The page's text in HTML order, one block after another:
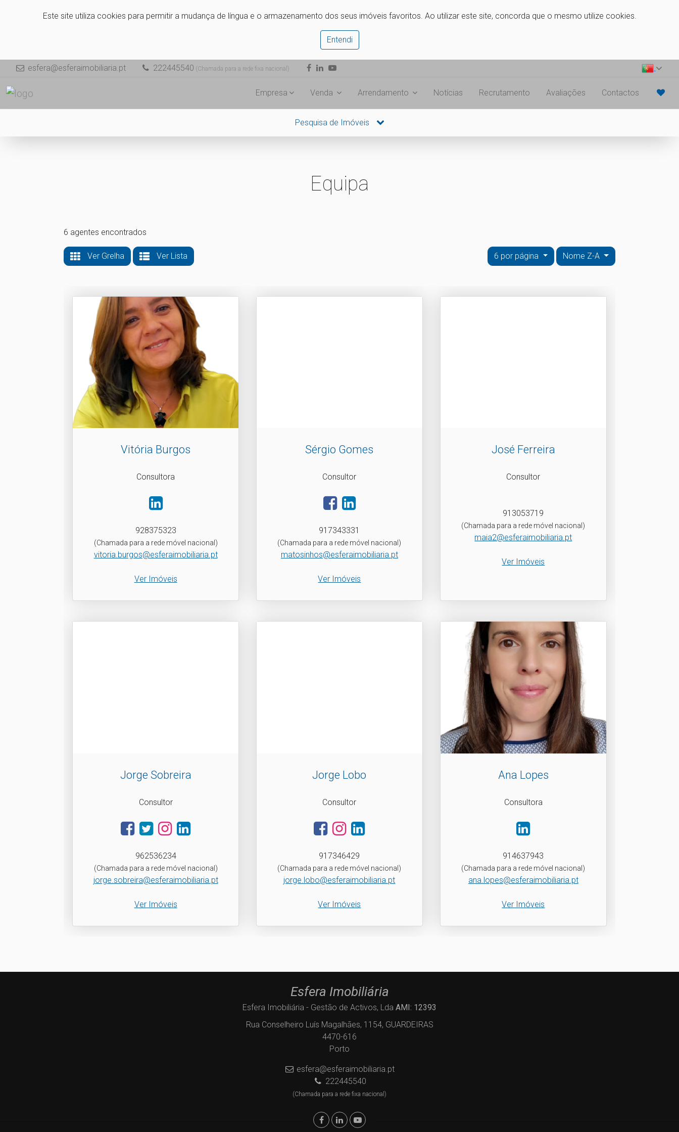
Este site utiliza cookies para permitir a mudança de língua e o armazenamento dos seus imóveis favoritos. Ao utilizar este site, concorda que o mesmo utilize cookies.
Entendi
esfera@esferaimobiliaria.pt 222445540 (Chamada para a rede fixa nacional)
Empresa Venda Arrendamento Notícias Recrutamento Avaliações Contactos
Pesquisa de Imóveis
Equipa
6 agentes encontrados
Ver Grelha Ver Lista 6 por página Nome Z-A
Vitória Burgos
Consultora
928375323
(Chamada para a rede móvel nacional)
vitoria.burgos@esferaimobiliaria.pt
Ver Imóveis
Sérgio Gomes
Consultor
917343331
(Chamada para a rede móvel nacional)
matosinhos@esferaimobiliaria.pt
Ver Imóveis
José Ferreira
Consultor
913053719
(Chamada para a rede móvel nacional)
maia2@esferaimobiliaria.pt
Ver Imóveis
Jorge Sobreira
Consultor
962536234
(Chamada para a rede móvel nacional)
jorge.sobreira@esferaimobiliaria.pt
Ver Imóveis
Jorge Lobo
Consultor
917346429
(Chamada para a rede móvel nacional)
jorge.lobo@esferaimobiliaria.pt
Ver Imóveis
Ana Lopes
Consultora
914637943
(Chamada para a rede móvel nacional)
ana.lopes@esferaimobiliaria.pt
Ver Imóveis
Esfera Imobiliária
Esfera Imobiliária - Gestão de Activos, Lda AMI: 12393
Rua Conselheiro Luís Magalhães, 1154, GUARDEIRAS
4470-616
Porto
esfera@esferaimobiliaria.pt
222445540
(Chamada para a rede fixa nacional)